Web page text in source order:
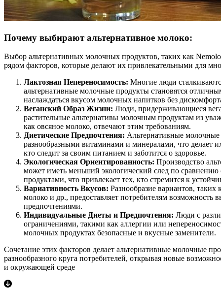
Почему выбирают альтернативное молоко:
Выбор альтернативных молочных продуктов, таких как
рядом факторов, которые делают их привлекательными для
Лактозная Непереносимость: Многие люди
альтернативные молочные продукты становятся
наслаждаться вкусом молочных напитков без
Веганский Образ Жизни: Люди, придерживающиеся
растительные альтернативы молочным продуктам из
как овсяное молоко, отвечают этим требованиям.
Диетические Предпочтения: Альтернативные
разнообразными витаминами и минералами, что делает
кто следит за своим питанием и заботится о здоровье.
Экологическая Ориентированность: Производство
может иметь меньший экологический след по
продуктами, что привлекает тех, кто стремится к
Вариативность Вкусов: Разнообразие вариантов, таких
молоко и др., предоставляет потребителям возможность
предпочтениями.
Индивидуальные Диеты и Предпочтения: Люди с
ограничениями, такими как аллергии или
молочных продуктах безопасные и вкусные заменители.
Сочетание этих факторов делает альтернативные молочные
разнообразного круга потребителей, открывая новые
и окружающей среде